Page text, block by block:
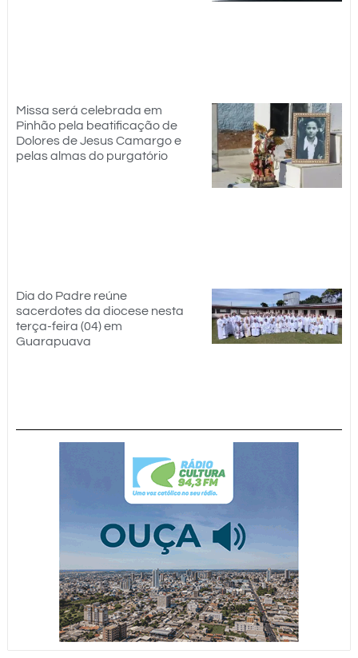
Missa será celebrada em
Pinhão pela beatificação de
Dolores de Jesus Camargo e
pelas almas do purgatório
Dia do Padre reúne
sacerdotes da diocese nesta
terça-feira (04) em
Guarapuava